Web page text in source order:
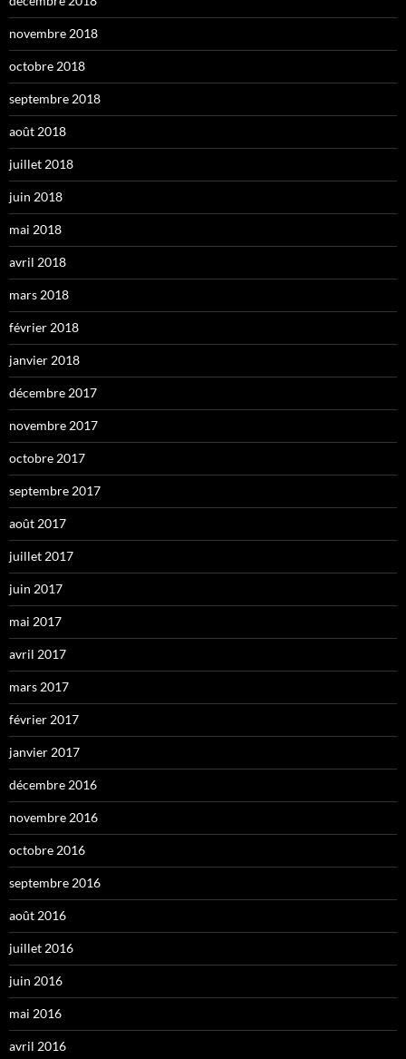
novembre 2018
octobre 2018
septembre 2018
août 2018
juillet 2018
juin 2018
mai 2018
avril 2018
mars 2018
février 2018
janvier 2018
décembre 2017
novembre 2017
octobre 2017
septembre 2017
août 2017
juillet 2017
juin 2017
mai 2017
avril 2017
mars 2017
février 2017
janvier 2017
décembre 2016
novembre 2016
octobre 2016
septembre 2016
août 2016
juillet 2016
juin 2016
mai 2016
avril 2016